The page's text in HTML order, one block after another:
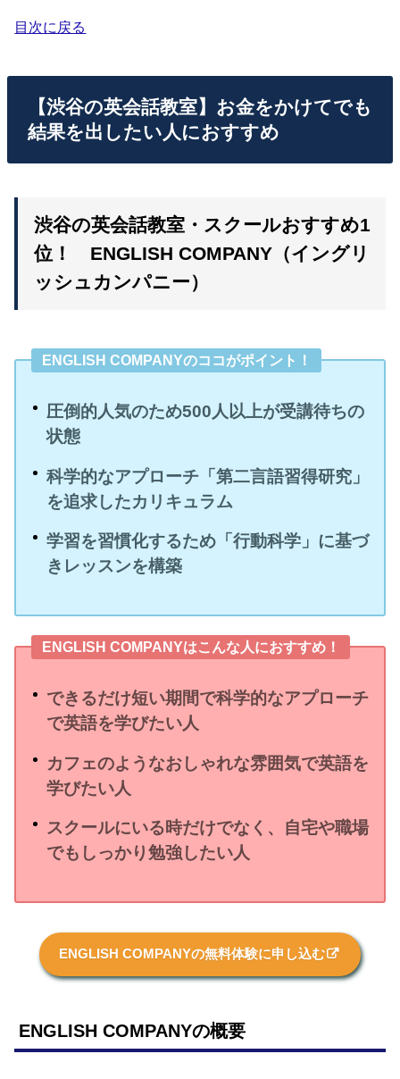
目次に戻る
【渋谷の英会話教室】お金をかけてでも
結果を出したい人におすすめ
渋谷の英会話教室・スクールおすすめ1
位！ ENGLISH COMPANY（イングリ
ッシュカンパニー）
ENGLISH COMPANYのココがポイント！
圧倒的人気のため500人以上が受講待ちの
状態
科学的なアプローチ「第二言語習得研究」
を追求したカリキュラム
学習を習慣化するため「行動科学」に基づ
きレッスンを構築
ENGLISH COMPANYはこんな人におすすめ！
できるだけ短い期間で科学的なアプローチ
で英語を学びたい人
カフェのようなおしゃれな雰囲気で英語を
学びたい人
スクールにいる時だけでなく、自宅や職場
でもしっかり勉強したい人
ENGLISH COMPANYの無料体験に申し込む
ENGLISH COMPANYの概要